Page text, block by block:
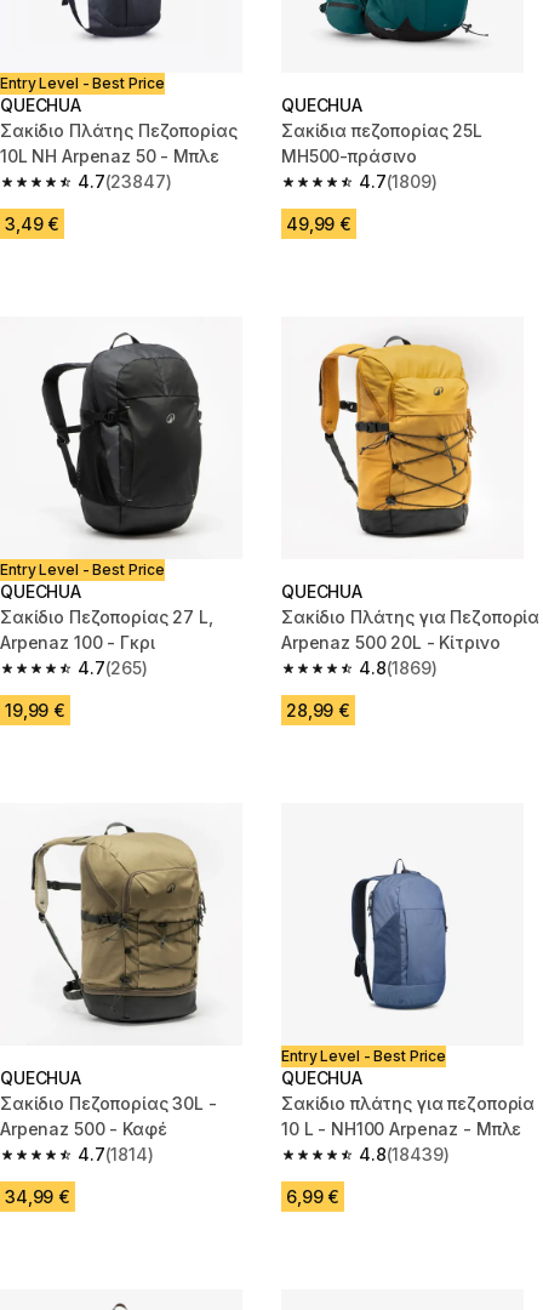
Entry Level - Best Price
QUECHUA
Σακίδιο Πλάτης Πεζοπορίας
10L NH Arpenaz 50 - Μπλε
4.7
4.7 out of 5 stars from 23847 reviews
(23847)
3,49 €
QUECHUA
Σακίδια πεζοπορίας 25L
MH500-πράσινο
4.7
4.7 out of 5 stars from 1809
(1809)
49,99 €
Entry Level - Best Price
QUECHUA
Σακίδιο Πεζοπορίας 27 L,
Arpenaz 100 - Γκρι
4.7
4.7 out of 5 stars from 265 reviews
(265)
19,99 €
QUECHUA
Σακίδιο Πλάτης για Πεζοπορία
Arpenaz 500 20L - Κίτρινο
4.8
4.8 out of 5 stars from 1869
(1869)
28,99 €
QUECHUA
Σακίδιο Πεζοπορίας 30L -
Arpenaz 500 - Καφέ
4.7
4.7 out of 5 stars from 1814 reviews
(1814)
34,99 €
Entry Level - Best Price
QUECHUA
Σακίδιο πλάτης για πεζοπορία
10 L - NH100 Arpenaz - Μπλε
4.8
4.8 out of 5 stars from 18439
(18439)
6,99 €